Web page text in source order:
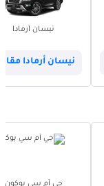
نيسان أرمادا
نيسان أرمادا
جي أم سي يوكون